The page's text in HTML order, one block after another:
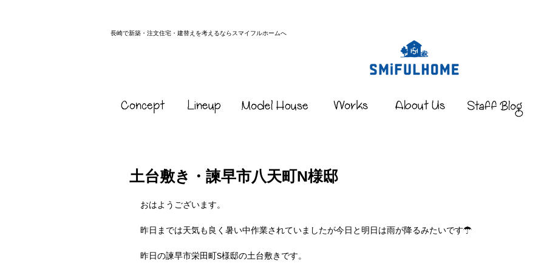
長崎で新築・注文住宅・建替えを考えるならスマイフルホームへ
土台敷き・諫早市八天町N様邸
おはようございます。
昨日までは天気も良く暑い中作業されていましたが今日と明日は雨が降るみたいです☂
昨日の諫早市栄田町S様邸の土台敷きです。